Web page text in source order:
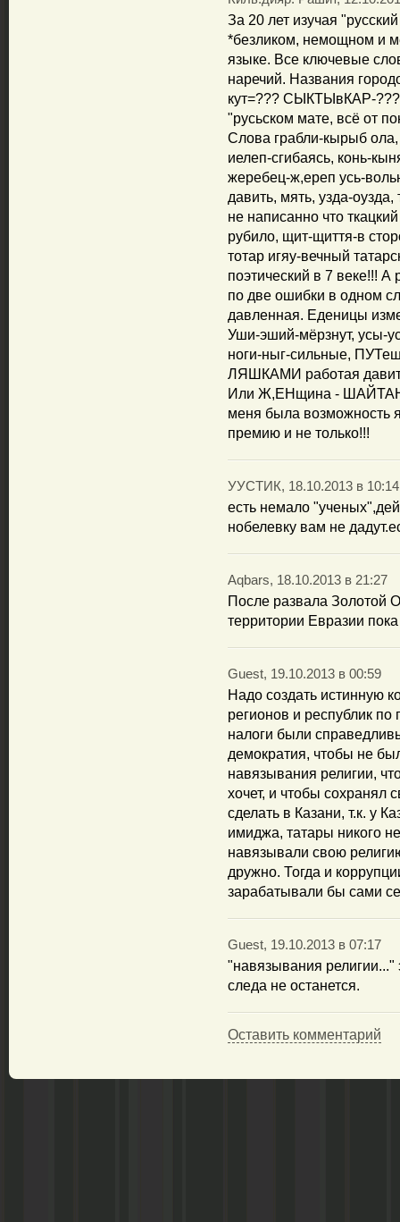
За 20 лет изучая
*безликом, немощном и
языке. Все ключевые
наречий. Названия
кут=??? СЫКТЫвКАР-
"русьском мате, всё от
Слова грабли-кырыб
иелеп-сгибаясь, конь-
жеребец-ж,ереп усь-
давить, мять, узда-
не написанно что
рубило, щит-щиття-в
тотар игяу-вечный
поэтический в 7 веке!!! А
по две ошибки в одном
давленная. Еденицы
Уши-эший-мёрзнут, усы-
ноги-ныг-сильные,
ЛЯШКАМИ работая
Или Ж,ЕНщина - ШАЙТАН
меня была
премию и не только!!!
УУСТИК, 18.10.2013 в 10:14
есть немало
нобелевку вам не
Aqbars, 18.10.2013 в 21:27
После развала Золотой
территории Евразии
Guest, 19.10.2013 в 00:59
Надо создать истинную
регионов и республик
налоги были
демократия, чтобы не
навязывания религии,
хочет, и чтобы сохранял
сделать в Казани, т.к. у
имиджа, татары никого
навязывали свою
дружно. Тогда и
зарабатывали бы сами
Guest, 19.10.2013 в 07:17
"навязывания религии..."
следа не останется.
Оставить комментарий